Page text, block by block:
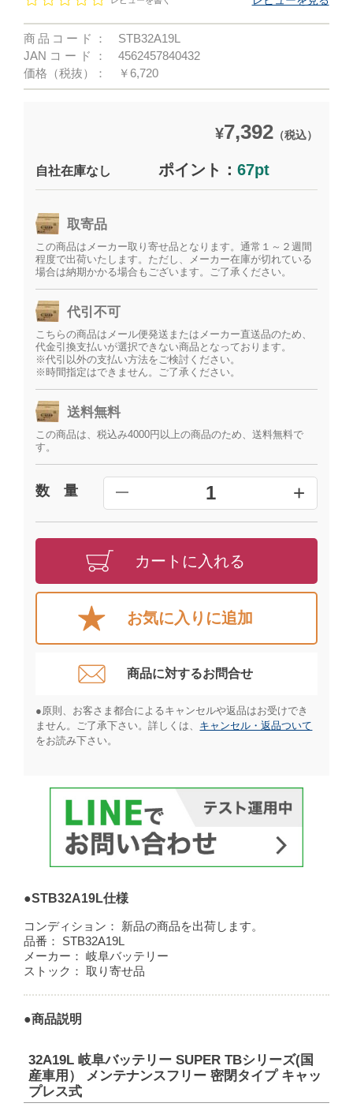
商品コード：
STB32A19L
JANコード：
4562457840432
価格（税抜）：
￥6,720
¥7,392（税込）
自社在庫なし ポイント：67pt
取寄品
この商品はメーカー取り寄せ品となります。通常１～２週間
程度で出荷いたします。ただし、メーカー在庫が切れている
場合は納期かかる場合もございます。ご了承ください。
代引不可
こちらの商品はメール便発送またはメーカー直送品のため、
代金引換支払いが選択できない商品となっております。
※代引以外の支払い方法をご検討ください。
※時間指定はできません。ご了承ください。
送料無料
この商品は、税込み4000円以上の商品のため、送料無料で
す。
数 量 ━ 1 +
カートに入れる
お気に入りに追加
商品に対するお問合せ​
●原則、お客さま都合によるキャンセルや返品はお受けでき
ません。ご了承下さい。詳しくは、 キャンセル・返品ついて
をお読み下さい。​
●STB32A19L仕様
コンディション：
新品の商品を出荷します。
品番：
STB32A19L
メーカー：
岐阜バッテリー
ストック：
取り寄せ品
●商品説明
32A19L 岐阜バッテリー SUPER TBシリーズ(国
産車用） メンテナンスフリー 密閉タイプ キャッ
プレス式